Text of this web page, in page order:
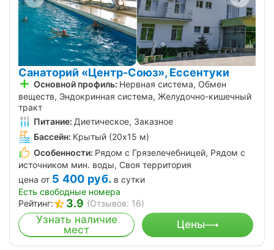
Санаторий «Центр-Союз», Ессентуки
Основной профиль: Нервная система, Обмен
веществ, Эндокринная система, Желудочно-кишечный
тракт
Питание: Диетическое, Заказное
Бассейн: Крытый (20х15 м)
Особенности: Рядом с Грязелечебницей, Рядом с
источником мин. воды, Своя территория
цена от 5 400 руб. в сутки
Есть свободные номера
Рейтинг:
3.9 (Отзывов: 16)
Узнать наличие
мест
Цены